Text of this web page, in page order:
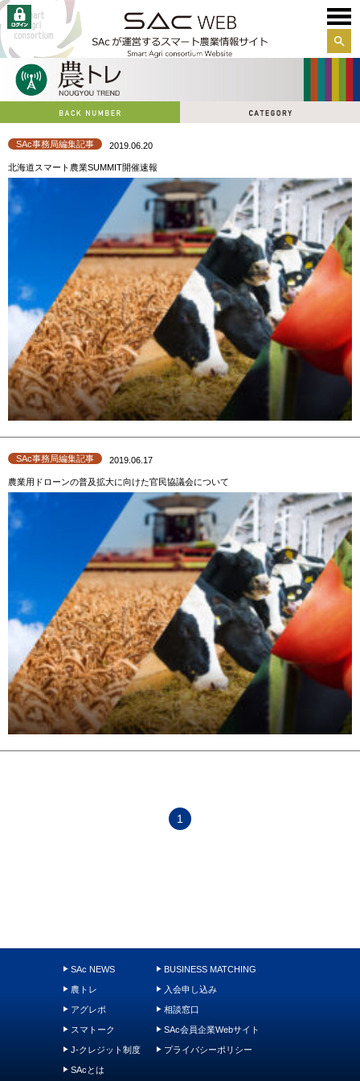
サイ
SAc事務局編集記事 2019.06.20
北海道スマート農業SUMMIT開催速報
SAc事務局編集記事 2019.06.17
農業用ドローンの普及拡大に向けた官民協議会について
1
SAc NEWS
農トレ
アグレポ
スマトーク
J-クレジット制度
SAcとは
BUSINESS MATCHING
入会申し込み
相談窓口
SAc会員企業Webサイト
プライバシーポリシー